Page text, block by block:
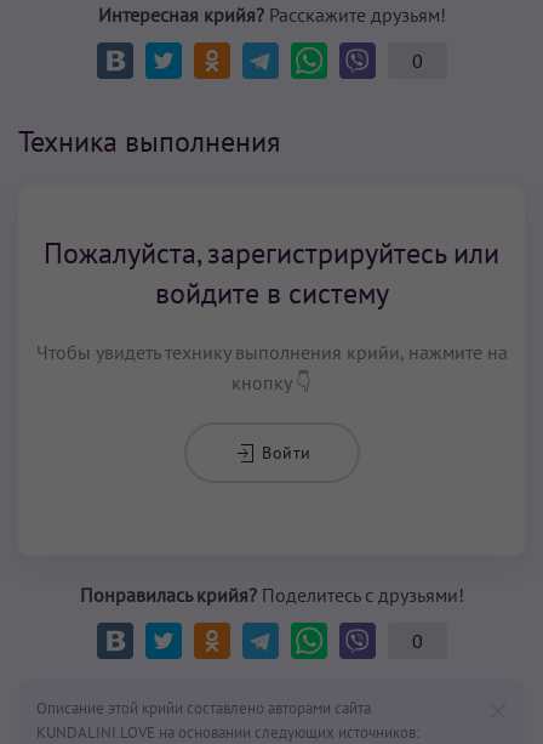
Интересная крийя?Расскажите друзьям!
0
Техника выполнения
Пожалуйста, зарегистрируйтесь или
войдите в систему
Чтобы увидеть технику выполнения крийи, нажмите на
кнопку 👇
Войти
Понравилась крийя?Поделитесь с друзьями!
0
Описание этой крийи составлено авторами сайта
KUNDALINI.LOVE на основании следующих источников: